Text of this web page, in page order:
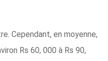
Cependant, en moyenne,
Rs 60, 000 à Rs 90,